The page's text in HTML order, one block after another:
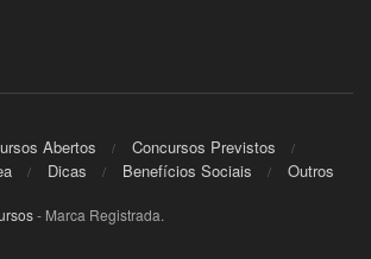
Abertos
Concursos Previstos
Dicas Benefícios Sociais Outros
- Marca Registrada.